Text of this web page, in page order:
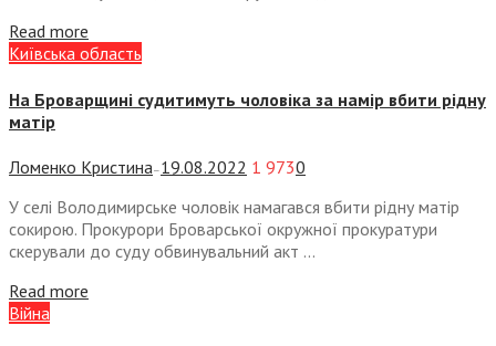
Read more
Київська область
На Броварщині судитимуть чоловіка за намір вбити рідну
матір
Ломенко Кристина — 19.08.2022 1 9730
У селі Володимирське чоловік намагався вбити рідну матір
сокирою. Прокурори Броварської окружної прокуратури
скерували до суду обвинувальний акт ...
Read more
Війна